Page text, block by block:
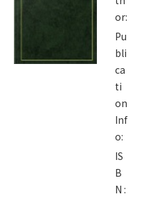
or:
Pu
bli
ca
ti
on
Inf
o:
IS
B
N :